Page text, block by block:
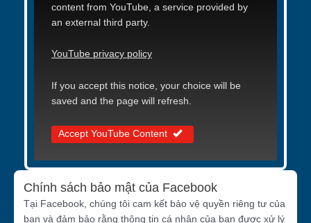
content from YouTube, a service provided by
an external third party.
YouTube privacy policy
If you accept this notice, your choice will be
saved and the page will refresh.
Accept YouTube Content
Chính sách bảo mật của Facebook
Tại Facebook, chúng tôi cam kết bảo vệ quyền riêng tư của
bạn và đảm bảo rằng thông tin cá nhân của bạn được xử lý